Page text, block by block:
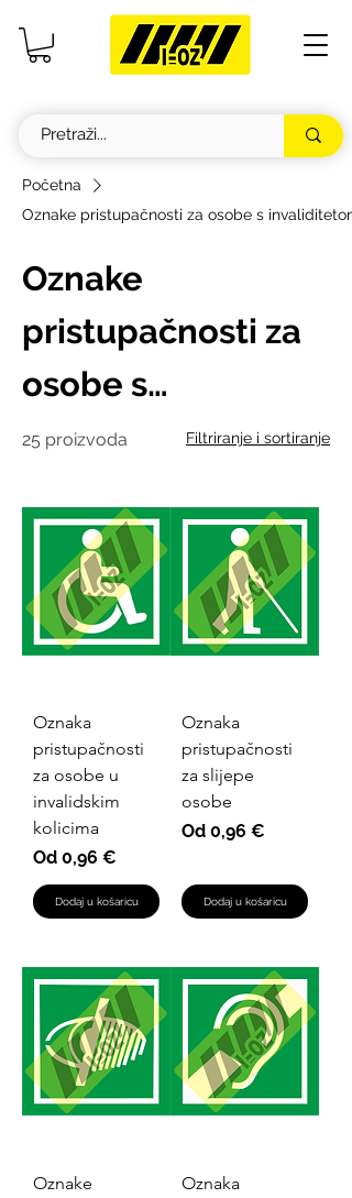
Početna
Oznake pristupačnosti za osobe s invaliditetom
Oznake
pristupačnosti za
osobe s
invaliditetom
25 proizvoda Filtriranje i sortiranje
Oznaka
pristupačnosti
za osobe u
invalidskim
kolicima
Od 0,96 €
Cijena s popustom
Dodaj u košaricu
Oznaka
pristupačnosti
za slijepe
osobe
Od 0,96 €
Cijena s popustom
Dodaj u košaricu
Oznake
Oznaka